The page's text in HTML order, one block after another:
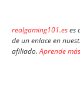
realgaming101.eses
de un enlace en
afiliado.Aprende más